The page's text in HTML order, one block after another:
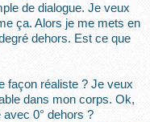
de dialogue. Je veux
ça. Alors je me mets en
dehors. Est ce que
façon réaliste ? Je veux
dans mon corps. Ok,
avec 0° dehors ?